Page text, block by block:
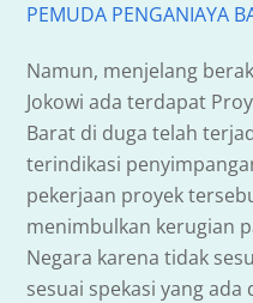
PEMUDA PENGANIAYA
Namun, menjelang
Jokowi ada terdapat
Barat di duga telah
terindikasi
pekerjaan proyek
menimbulkan kerugian
Negara karena tidak
sesuai spekasi yang ada